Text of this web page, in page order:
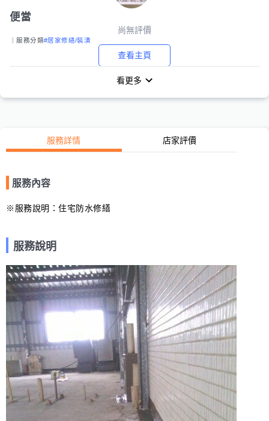
便當
尚無評價
｜服務分類#居家修繕/裝潢
查看主頁
看更多
服務詳情 店家評價
服務內容
※服務說明：住宅防水修繕
服務說明